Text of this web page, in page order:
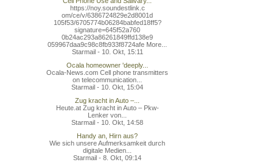
https://noy.soundestlink.c
om/ce/v/6386724829e2d8001d
105f53/6705774b06284babfed18ff5?
signature=645f52a760
0b24ac293a86261849ffd138e9
059967daa9c98c8fb933f8724afe More...
Starmail - 10. Okt, 15:11
Ocala homeowner 'deeply...
Ocala-News.com Cell phone transmitters
on telecommunication...
Starmail - 10. Okt, 15:04
Zug kracht in Auto –...
Heute.at Zug kracht in Auto – Pkw-
Lenker von...
Starmail - 10. Okt, 14:58
Handy an, Hirn aus?
Wie sich unsere Aufmerksamkeit durch
digitale Medien...
Starmail - 8. Okt, 09:14